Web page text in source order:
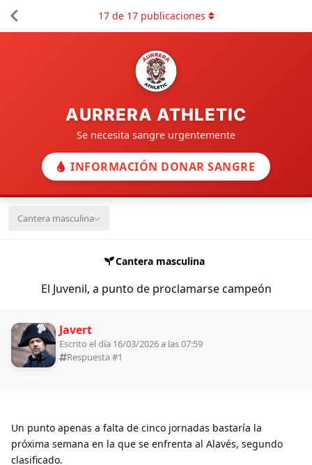
AURRERA ATHLETIC
Se necesita sangre urgentemente
INFORMACIÓN DONAR SANGRE
Cantera masculina
Cantera masculina
El Juvenil, a punto de proclamarse campeón
17de 17publicaciones
Javert
Escrito el día 16/03/2026 a las 07:59
Respuesta #1
Un punto apenas a falta de cinco jornadas bastaría la
próxima semana en la que se enfrenta al Alavés, segundo
clasificado.